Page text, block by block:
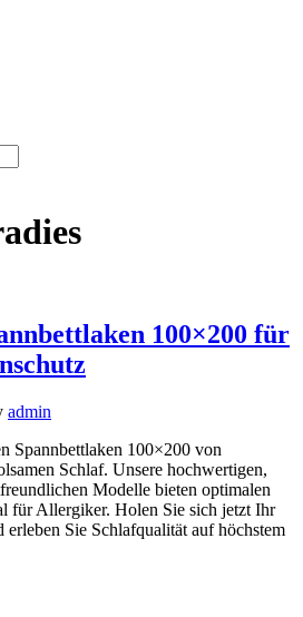
100×200 für
admin
Spannbettlaken 100×200 von
Schlaf. Unsere hochwertigen,
Modelle bieten optimalen
für Allergiker. Holen Sie sich jetzt Ihr
erleben Sie Schlafqualität auf höchstem